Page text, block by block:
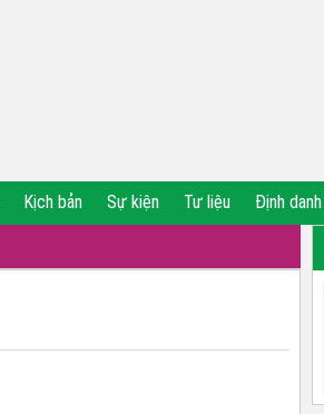
Kịch bản Sự kiện Tư liệu Định danh